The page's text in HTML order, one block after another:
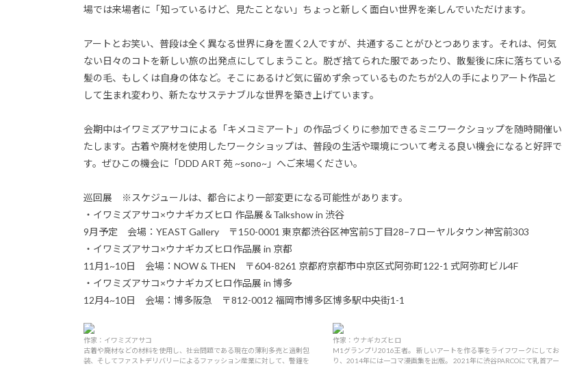
場では来場者に「知っているけど、見たことない」ちょっと新しく面白い世界を楽しんでいただけます。
アートとお笑い、普段は全く異なる世界に身を置く2人ですが、共通することがひとつあります。それは、何気
ない日々のコトを新しい旅の出発点にしてしまうこと。脱ぎ捨てられた服であったり、散髪後に床に落ちている
髪の毛、もしくは自身の体など。そこにあるけど気に留めず余っているものたちが2人の手によりアート作品と
して生まれ変わり、新たなサステナブルな世界を築き上げています。
会期中はイワミズアサコによる「キメコミアート」の作品づくりに参加できるミニワークショップを随時開催い
たします。古着や廃材を使用したワークショップは、普段の生活や環境について考える良い機会になると好評で
す。ぜひこの機会に「DDD ART 苑 ~sono~​​」へご来場ください。
巡回展 ※スケジュールは、都合により一部変更になる可能性があります。​​
・イワミズアサコ×ウナギカズヒロ 作品展＆Talkshow in 渋谷
9月予定 会場：YEAST Gallery 〒150-0001 東京都渋谷区神宮前5丁目28−7 ローヤルタウン神宮前303​​
・イワミズアサコ×ウナギカズヒロ作品展 in 京都
11月1~10日 会場：NOW & THEN​​ ​​〒604-8261 京都府京都市中京区式阿弥町122-1 式阿弥町ビル4F​​
・イワミズアサコ×ウナギカズヒロ作品展 in 博多
12月4~10日 会場：博多阪急 〒812-0012 福岡市博多区博多駅中央街1-1
作家：イワミズアサコ
古着や廃材などの材料を使用し、社会問題である現在の薄利多売と過剰包
装、そしてファストデリバリーによるファッション産業に対して、警鐘を
作家：ウナギカズヒロ
M1グランプリ2016王者。 新しいアートを作る事をライフワークにしてお
り、2014年には一コマ漫画集を出版。 2021年に渋谷PARCOにて乳首アー